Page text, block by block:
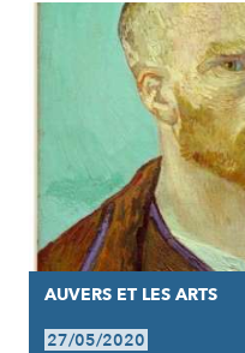
AUVERS ET LES ARTS
27/05/2020